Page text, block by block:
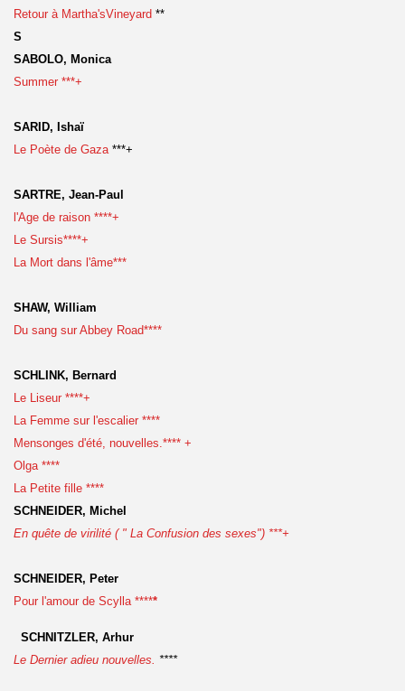
Retour à Martha'sVineyard **
S
SABOLO, Monica
Summer ***+
SARID, Ishaï
Le Poète de Gaza***+
SARTRE, Jean-Paul
l'Age de raison ****+
Le Sursis****+
La Mort dans l'âme***
SHAW, William
Du sang sur Abbey Road****
SCHLINK, Bernard
Le Liseur ****+
La Femme sur l'escalier ****
Mensonges d'été, nouvelles.**** +
Olga ****
La Petite fille ****
SCHNEIDER, Michel
En quête de virilité ( " La Confusion des sexes") ***+
SCHNEIDER, Peter
Pour l'amour de Scylla *****
SCHNITZLER, Arhur
Le Dernier adieu nouvelles. ****